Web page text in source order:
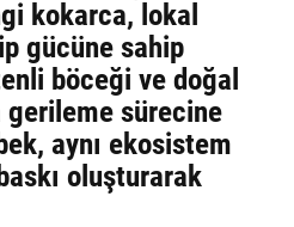
kokarca, lokal
gücüne sahip
böceği ve doğal
gerileme sürecine
aynı ekosistem
oluşturarak